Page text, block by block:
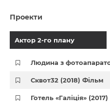
Проекти
Актор 2-го плану
Людина з
Сквот32 (2018) Фільм
Готель «Галіція»